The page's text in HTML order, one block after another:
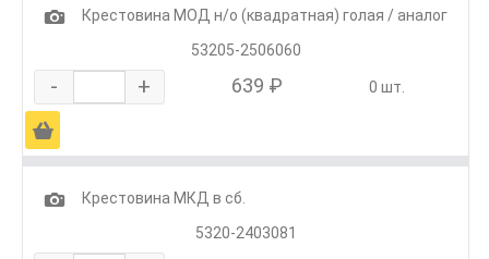
1
Крестовина МОД н/о (квадратная) голая / аналог
53205-2506060
- + 639 ₽ 0 шт.
Ä
1
Крестовина МКД в сб.
5320-2403081